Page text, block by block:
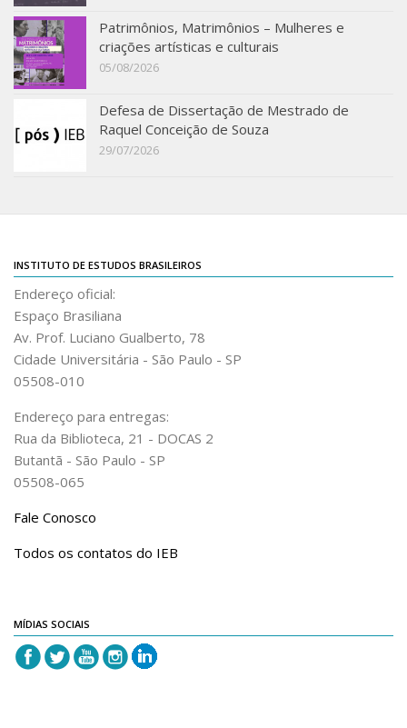
Patrimônios, Matrimônios – Mulheres e
criações artísticas e culturais
05/08/2026
Defesa de Dissertação de Mestrado de
Raquel Conceição de Souza
29/07/2026
INSTITUTO DE ESTUDOS BRASILEIROS
Endereço oficial:
Espaço Brasiliana
Av. Prof. Luciano Gualberto, 78
Cidade Universitária - São Paulo - SP
05508-010
Endereço para entregas:
Rua da Biblioteca, 21 - DOCAS 2
Butantã - São Paulo - SP
05508-065
Fale Conosco
Todos os contatos do IEB
MÍDIAS SOCIAIS